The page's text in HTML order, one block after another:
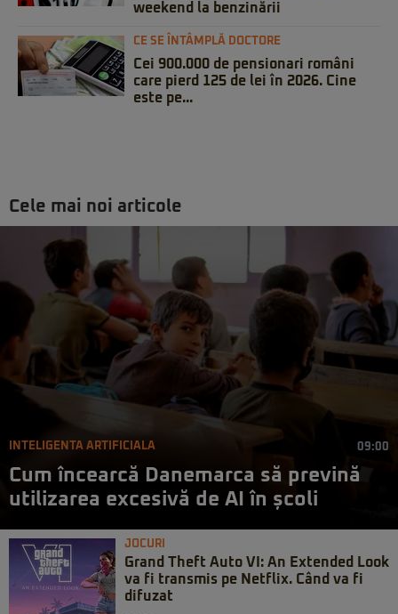
weekend la benzinării
CE SE ÎNTÂMPLĂ DOCTORE
Cei 900.000 de pensionari români
care pierd 125 de lei în 2026. Cine
este pe...
Cele mai noi articole
INTELIGENTA ARTIFICIALA 09:00
Cum încearcă Danemarca să prevină
utilizarea excesivă de AI în școli
JOCURI
Grand Theft Auto VI: An Extended Look
va fi transmis pe Netflix. Când va fi
difuzat